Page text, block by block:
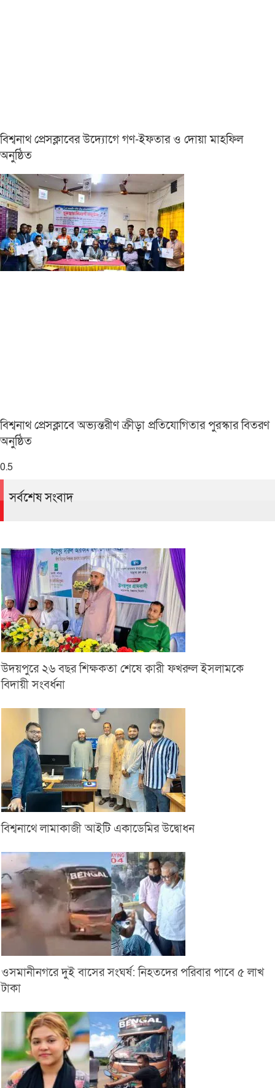
বিশ্বনাথ প্রেসক্লাবের উদ্যোগে গণ-ইফতার ও দোয়া মাহফিল
অনুষ্ঠিত
বিশ্বনাথ প্রেসক্লাবে অভ্যন্তরীণ ক্রীড়া প্রতিযোগিতার পুরস্কার বিতরণ
অনুষ্ঠিত
সর্বশেষ সংবাদ
উদয়পুরে ২৬ বছর শিক্ষকতা শেষে ক্বারী ফখরুল ইসলামকে
বিদায়ী সংবর্ধনা
বিশ্বনাথে লামাকাজী আইটি একাডেমির উদ্বোধন
ওসমানীনগরে দুই বাসের সংঘর্ষ: নিহতদের পরিবার পাবে ৫ লাখ
টাকা